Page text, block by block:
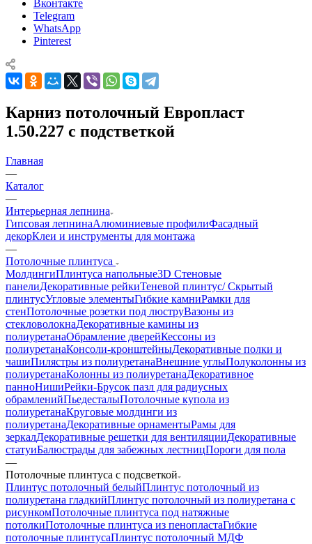
Вконтакте
Telegram
WhatsApp
Pinterest
Карниз потолочный Европласт
1.50.227 с подстветкой
Главная
—
Каталог
—
Интерьерная лепнина
Гипсовая лепнинаАлюминиевые профилиФасадный
декорКлеи и инструменты для монтажа
—
Потолочные плинтуса
МолдингиПлинтуса напольные3D Стеновые
панелиДекоративные рейкиТеневой плинтус/ Скрытый
плинтусУгловые элементыГибкие камниРамки для
стенПотолочные розетки под люструВазоны из
стекловолокнаДекоративные камины из
полиуретанаОбрамление дверейКессоны из
полиуретанаКонсоли-кронштейныДекоративные полки и
чашиПилястры из полиуретанаВнешние углыПолуколонны из
полиуретанаКолонны из полиуретанаДекоративное
панноНишиРейки-Брусок пазл для радиусных
обрамленийПьедесталыПотолочные купола из
полиуретанаКруговые молдинги из
полиуретанаДекоративные орнаментыРамы для
зеркалДекоративные решетки для вентиляцииДекоративные
статуиБалюстрады для забежных лестницПороги для пола
—
Потолочные плинтуса с подсветкой
Плинтус потолочный белыйПлинтус потолочный из
полиуретана гладкийПлинтус потолочный из полиуретана с
рисункомПотолочные плинтуса под натяжные
потолкиПотолочные плинтуса из пенопластаГибкие
потолочные плинтусаПлинтус потолочный МДФ